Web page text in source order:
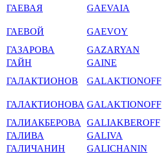
ГАЕВАЯ GAEVAIA
ГАЕВОЙ GAEVOY
ГАЗАРОВА
GAZARYAN
ГАЙН
GAINE
ГАЛАКТИОНОВ
GALAKTIONOFF
ГАЛАКТИОНОВА GALAKTIONOFF
ГАЛИАКБЕРОВА
GALIAKBEROFF
ГАЛИВА
GALIVA
ГАЛИЧАНИН
GALICHANIN